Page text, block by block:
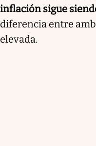
inflación sigue
diferencia entre
elevada.